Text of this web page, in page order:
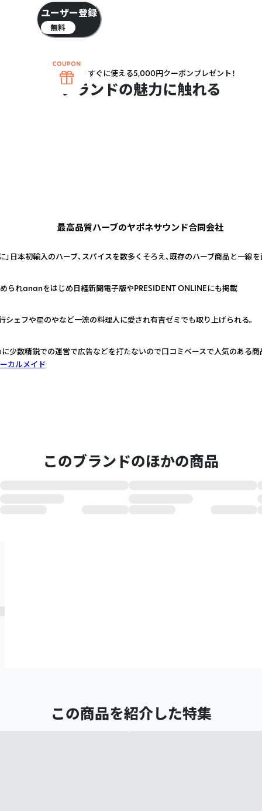
いただけます。
ブランドの魅力に触れる
最高品質ハーブのヤポネサウンド合同会社
日本初輸入のハーブ、スパイスを数多くそろえ、既存のハーブ商品と一線
られananをはじめ日経新聞電子版やPRESIDENT ONLINEにも掲載
シェフや星のやなど一流の料理人に愛され有吉ゼミでも取り上げられる。
少数精鋭での運営で広告などを打たないので口コミベースで人気のある商
カルメイド
このブランドのほかの商品
この商品を紹介した特集
ユーザー登録
無料
すぐに使える5,000円クーポンプレゼント！